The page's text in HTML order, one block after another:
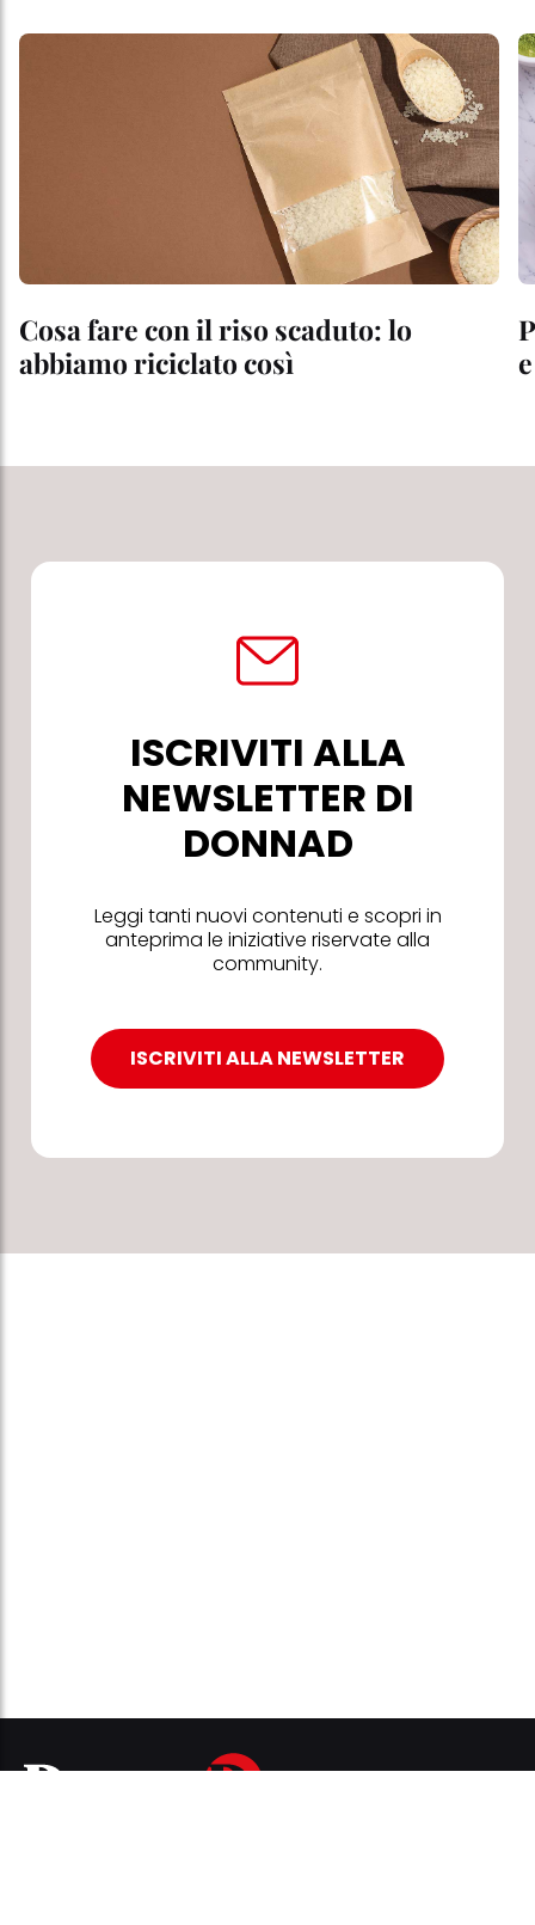
Cosa fare con il riso scaduto: lo
abbiamo riciclato così
ISCRIVITI ALLA
NEWSLETTER DI
DONNAD
Leggi tanti nuovi contenuti e scopri in
anteprima le iniziative riservate alla
community.
ISCRIVITI ALLA NEWSLETTER